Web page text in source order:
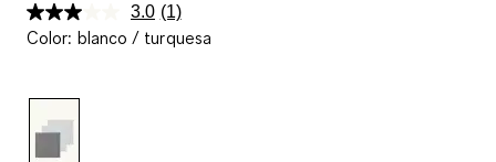
3.0 Lea
1
(1)
Color: blanco / turquesa